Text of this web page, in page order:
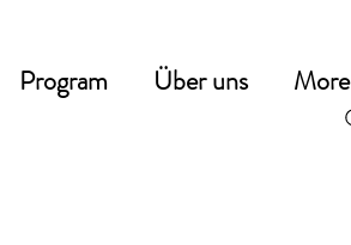
Program Über uns More